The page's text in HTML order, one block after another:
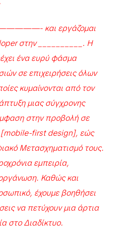
και εργάζομαι
στην __________. Η
ένα ευρύ φάσμα
σε επιχειρήσεις όλων
κυμαίνονται από τον
μιας σύγχρονης
στην προβολή σε
[mobile-first design], εώς
Μετασχηματισμό τους.
εμπειρία,
Καθώς και
έχουμε βοηθήσει
να πετύχουν μια άρτια
στο Διαδίκτυο.